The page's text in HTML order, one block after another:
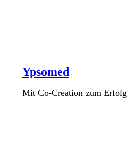
Ypsomed
Mit Co-Creation zum Erfolg